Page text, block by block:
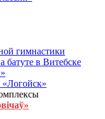
гимнастики
в Витебске